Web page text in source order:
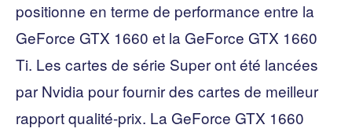
positionne en terme de performance entre la
GeForce GTX 1660 et la GeForce GTX 1660
Ti. Les cartes de série Super ont été lancées
par Nvidia pour fournir des cartes de meilleur
rapport qualité-prix. La GeForce GTX 1660